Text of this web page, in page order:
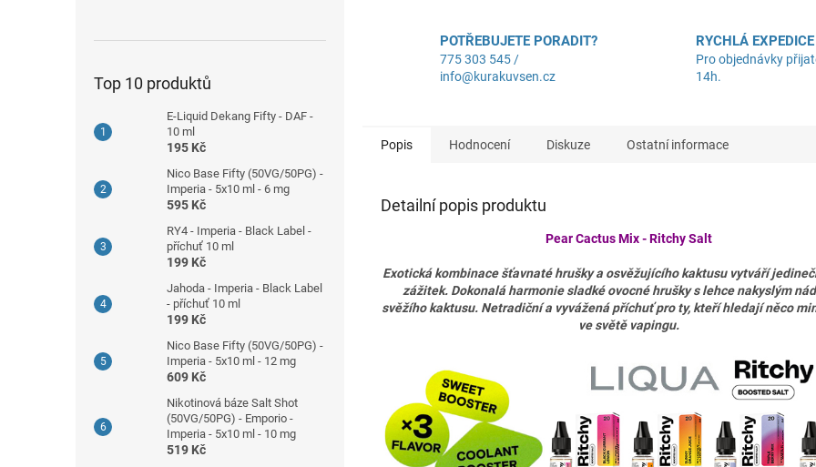
Top 10 produktů
E-Liquid Dekang Fifty - DAF -
10 ml
195 Kč
Nico Base Fifty (50VG/50PG) -
Imperia - 5x10 ml - 6 mg
595 Kč
RY4 - Imperia - Black Label -
příchuť 10 ml
199 Kč
Jahoda - Imperia - Black Label
- příchuť 10 ml
199 Kč
Nico Base Fifty (50VG/50PG) -
Imperia - 5x10 ml - 12 mg
609 Kč
Nikotinová báze Salt Shot
(50VG/50PG) - Emporio -
Imperia - 5x10 ml - 10 mg
519 Kč
POTŘEBUJETE PORADIT?
775 303 545 /
info@kurakuvsen.cz
RYCHLÁ EXPEDICE
Pro objednávky
14h.
Popis Hodnocení Diskuze Ostatní informace
Detailní popis produktu
Pear Cactus Mix - Ritchy Salt
Exotická kombinace šťavnaté hrušky a osvěžujícího kaktusu vytváří
zážitek. Dokonalá harmonie sladké ovocné hrušky s lehce nakyslým
svěžího kaktusu. Netradiční a vyvážená příchuť pro ty, kteří hledají něco
ve světě vapingu.